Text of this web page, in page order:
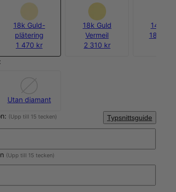
18k Guld-
plätering
1 470 kr
18k Guld
Vermeil
2 310 kr
14k
18 900
Utan diamant
(Upp till 15 tecken) Typsnittsguide
(Upp till 15 tecken)